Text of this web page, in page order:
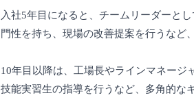
入社5年目になると、チームリーダーと
門性を持ち、現場の改善提案を行うなど
10年目以降は、工場長やラインマネージ
技能実習生の指導を行うなど、多角的な